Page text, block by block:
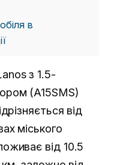
в
з 1.5-
(A15SMS)
від
міського
від 10.5